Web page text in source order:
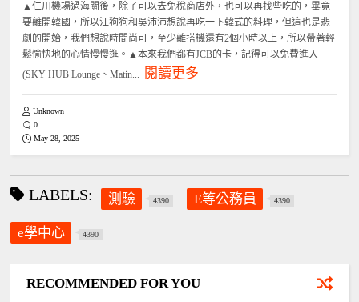
▲仁川機場過海關後，除了可以去免稅商店外，也可以再找些吃的，畢竟
要離開韓國，所以江狗狗和吳沛沛想說再吃一下韓式的料理，但這也是悲
劇的開始，我們想說時間尚可，至少離搭機還有2個小時以上，所以帶著輕
鬆愉快地的心情慢慢逛。▲本來我們都有JCB的卡，記得可以免費進入
(SKY HUB Lounge、Matin...
閱讀更多
Unknown
0
May 28, 2025
LABELS: 測驗 4390 E等公務員 4390
e學中心 4390
RECOMMENDED FOR YOU